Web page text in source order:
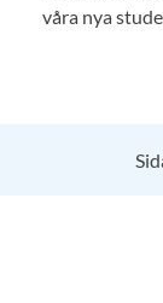
våra nya